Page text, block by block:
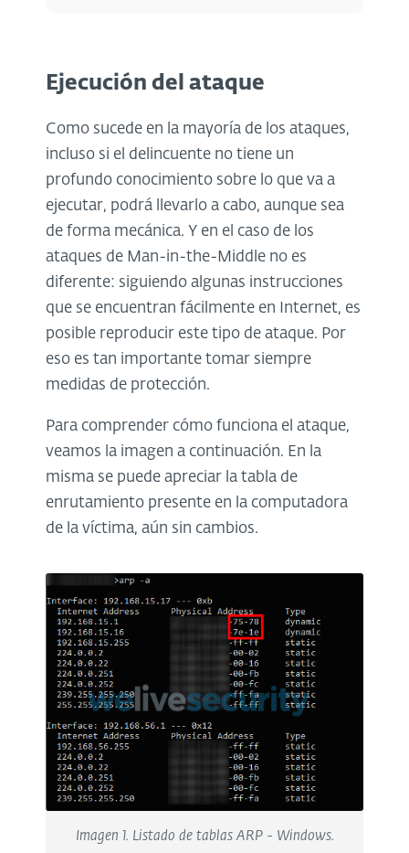
Ejecución del ataque
Como sucede en la mayoría de los ataques,
incluso si el delincuente no tiene un
profundo conocimiento sobre lo que va a
ejecutar, podrá llevarlo a cabo, aunque sea
de forma mecánica. Y en el caso de los
ataques de Man-in-the-Middle no es
diferente: siguiendo algunas instrucciones
que se encuentran fácilmente en Internet, es
posible reproducir este tipo de ataque. Por
eso es tan importante tomar siempre
medidas de protección.
Para comprender cómo funciona el ataque,
veamos la imagen a continuación. En la
misma se puede apreciar la tabla de
enrutamiento presente en la computadora
de la víctima, aún sin cambios.
Imagen 1. Listado de tablas ARP - Windows.